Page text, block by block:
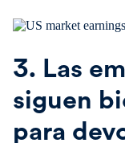
3. Las
siguen
para